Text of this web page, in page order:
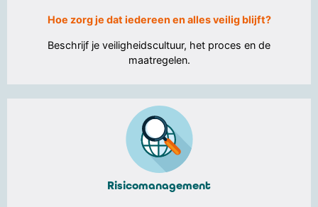
Hoe zorg je dat iedereen en alles veilig blijft?
Beschrijf je veiligheidscultuur, het proces en de
maatregelen.
Risicomanagement